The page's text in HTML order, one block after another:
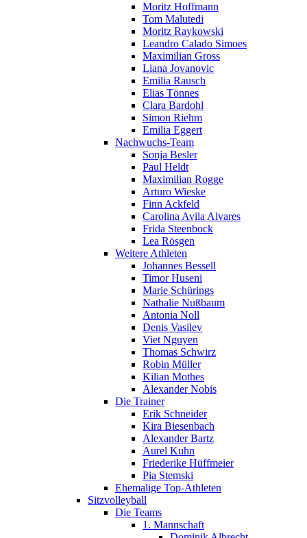
Moritz Hoffmann
Tom Malutedi
Moritz Raykowski
Leandro Calado Simoes
Maximilian Gross
Liana Jovanovic
Emilia Rausch
Elias Tönnes
Clara Bardohl
Simon Riehm
Emilia Eggert
Nachwuchs-Team
Sonja Besler
Paul Heldt
Maximilian Rogge
Arturo Wieske
Finn Ackfeld
Carolina Avila Alvares
Frida Steenbock
Lea Rösgen
Weitere Athleten
Johannes Bessell
Timor Huseni
Marie Schürings
Nathalie Nußbaum
Antonia Noll
Denis Vasilev
Viet Nguyen
Thomas Schwirz
Robin Müller
Kilian Mothes
Alexander Nobis
Die Trainer
Erik Schneider
Kira Biesenbach
Alexander Bartz
Aurel Kuhn
Friederike Hüffmeier
Pia Stemski
Ehemalige Top-Athleten
Sitzvolleyball
Die Teams
1. Mannschaft